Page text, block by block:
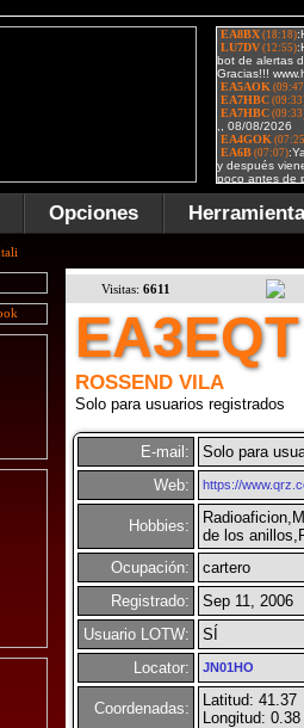
Opciones
Visitas: 6611
EA3EQT
ROSSEND VILA
Solo para usuarios registrados
E-mail:
Solo para
Web:
https://
Hobbies:
de los
Ocupación:
cartero
Registrado:
Sep 11, 2006
Usuario LOTW:
SÍ
Locator:
JN01HO
Coordenadas:
Latitud: 41.37
Longitud: 0.38